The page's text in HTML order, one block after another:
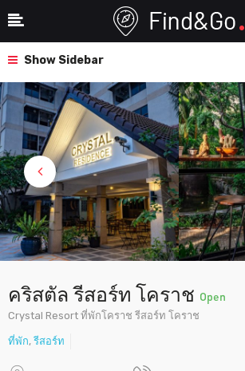
Show Sidebar
คริสตัล รีสอร์ท โคราช Open
Crystal Resort ที่พักโคราช รีสอร์ท โคราช
ที่พัก, รีสอร์ท